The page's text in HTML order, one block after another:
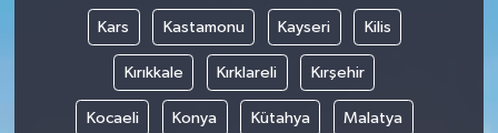
Kars Kastamonu Kayseri Kilis
Kırıkkale Kırklareli Kırşehir
Kocaeli Konya Kütahya Malatya